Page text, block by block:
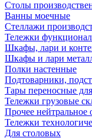
Столы
Ванны моечные
Стеллажи
Тележки
Шкафы, лари и
Шкафы и лари
Полки настенные
Подтоварники,
Тары переносные
Тележки грузовые
Прочее нейтральное
Тележки
Для столовых